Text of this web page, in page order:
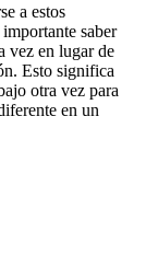
a estos
saber
vez en lugar de
Esto significa
otra vez para
en un